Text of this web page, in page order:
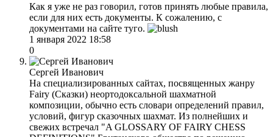
Как я уже не раз говорил, готов принять любые правила,
если для них есть документы. К сожалению, с
документами на сайте туго.
1 января 2022 18:58
0
Сергей Иванович
На специализированных сайтах, посвященных жанру
Fairy (Сказки) неортодоксальной шахматной
композиции, обычно есть словари определений правил,
условий, фигур сказочных шахмат. Из полнейших и
свежих встречал "A GLOSSARY OF FAIRY CHESS